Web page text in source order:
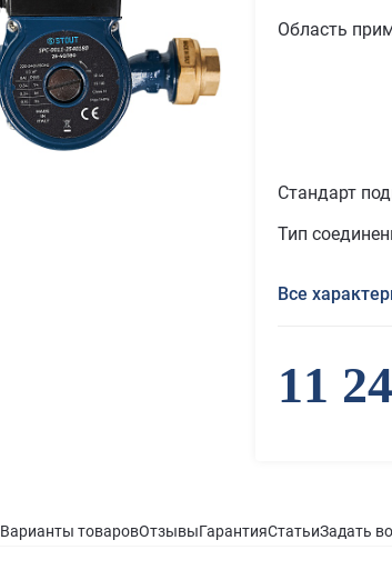
Область
Стандарт
Тип
Все
11
Варианты товаровОтзывыГарантияСтатьиЗадать